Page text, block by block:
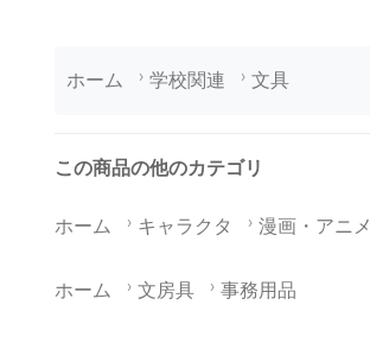
ホーム 学校関連 文具
この商品の他のカテゴリ
ホーム キャラクタ 漫画・アニメ
ホーム 文房具 事務用品